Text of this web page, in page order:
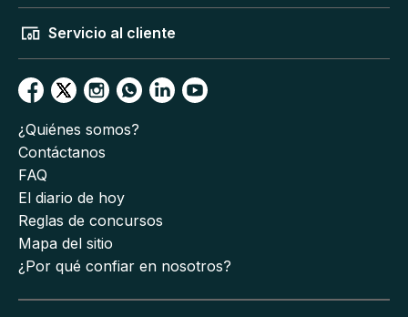
Servicio al cliente
¿Quiénes somos?
Contáctanos
FAQ
El diario de hoy
Reglas de concursos
Mapa del sitio
¿Por qué confiar en nosotros?